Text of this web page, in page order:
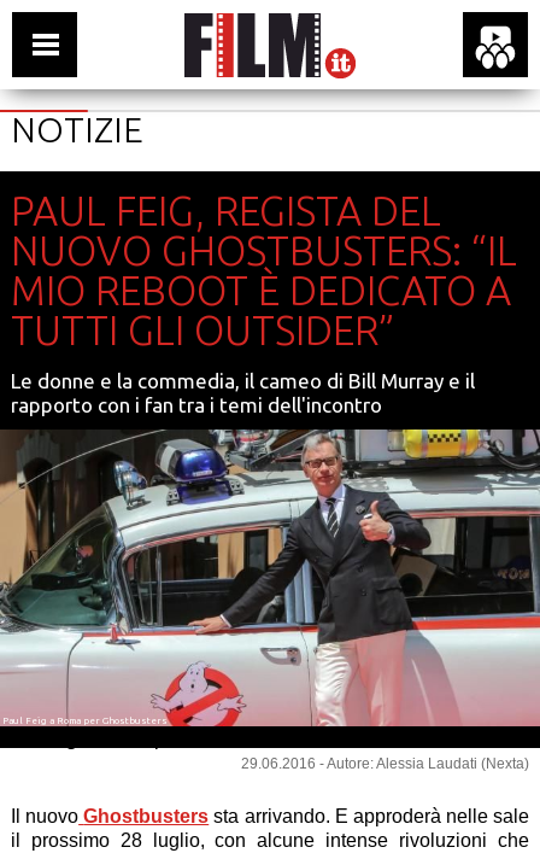
NOTIZIE
PAUL FEIG, REGISTA DEL
NUOVO GHOSTBUSTERS: “IL
MIO REBOOT È DEDICATO A
TUTTI GLI OUTSIDER”
Le donne e la commedia, il cameo di Bill Murray e il
rapporto con i fan tra i temi dell'incontro
Paul Feig a Roma per Ghostbusters
29.06.2016 - Autore: Alessia Laudati (Nexta)
Il nuovo Ghostbusters sta arrivando. E approderà nelle sale
il prossimo 28 luglio, con alcune intense rivoluzioni che